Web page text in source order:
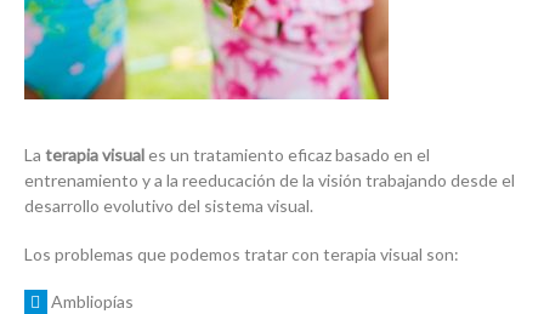
La terapia visuales un tratamiento eficaz basado en el
entrenamiento y a la reeducación de la visión trabajando desde el
desarrollo evolutivo del sistema visual.
Los problemas que podemos tratar con terapia visual son:
Ambliopías